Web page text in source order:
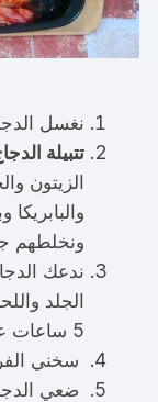
نغسل
تتبيلة
الزيتون
ونخلطهم
ندعك
الجلد
5 ساعات على الاقل.
سخني
ضعي